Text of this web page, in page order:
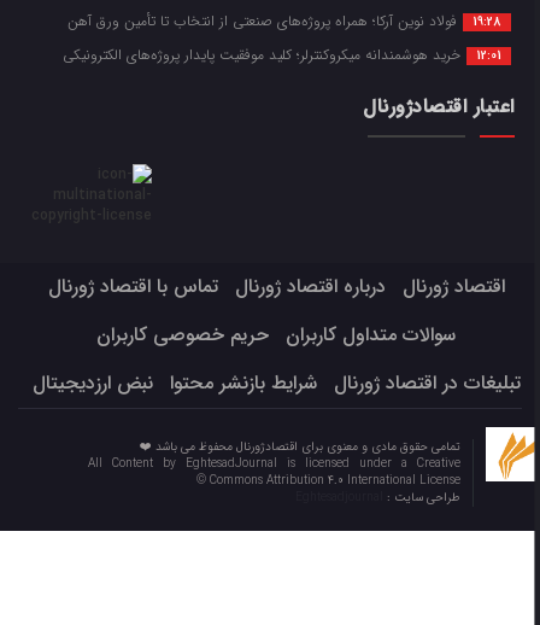
19:28 فولاد نوین آرکا؛ همراه پروژه‌های صنعتی از انتخاب تا تأمین ورق آهن
12:01 خرید هوشمندانه میکروکنترلر؛ کلید موفقیت پایدار پروژه‌های الکترونیکی
اعتبار اقتصادژورنال
اقتصاد ژورنال درباره اقتصاد ژورنال
تماس با اقتصاد ژورنال
سوالات متداول کاربران
حریم خصوصی کاربران
تبلیغات در اقتصاد ژورنال
شرایط بازنشر محتوا نبض ارزدیجیتال
تمامی حقوق مادی و معنوی برای اقتصادژورنال محفوظ می باشد ❤️
All Content by EghtesadJournal is licensed under a Creative
Commons Attribution 4.0 International License ©️
طراحی سایت :